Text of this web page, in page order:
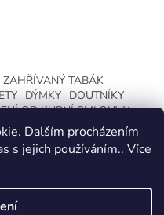
Dalším procházením
s jejich používáním.. Více
ZAHŘÍVANÝ TABÁK
DÝMKY
DOUTNÍKY
OD KUPNÍ SMLOUVY